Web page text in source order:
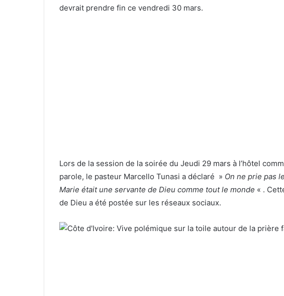
devrait prendre fin ce vendredi 30 mars.
Lors de la session de la soirée du Jeudi 29 mars à l’hôtel
parole, le pasteur Marcello Tunasi a déclaré » On ne prie pas
Marie était une servante de Dieu comme tout le monde « .
de Dieu a été postée sur les réseaux sociaux.